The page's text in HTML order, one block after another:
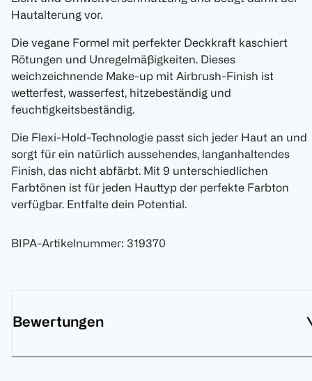
Hautalterung vor.
Die vegane Formel mit perfekter Deckkraft kaschiert
Rötungen und Unregelmäßigkeiten. Dieses
weichzeichnende Make-up mit Airbrush-Finish ist
wetterfest, wasserfest, hitzebeständig und
feuchtigkeitsbeständig.
Die Flexi-Hold-Technologie passt sich jeder Haut an und
sorgt für ein natürlich aussehendes, langanhaltendes
Finish, das nicht abfärbt. Mit 9 unterschiedlichen
Farbtönen ist für jeden Hauttyp der perfekte Farbton
verfügbar. Entfalte dein Potential.
BIPA-Artikelnummer: 319370
Bewertungen